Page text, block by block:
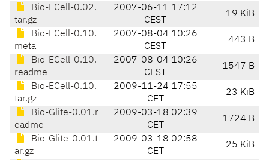
Bio-ECell-0.02.
tar.gz
2007-06-11 17:12
CEST
19 KiB
Bio-ECell-0.10.
meta
2007-08-04 10:26
CEST
443 B
Bio-ECell-0.10.
readme
2007-08-04 10:26
CEST
1547 B
Bio-ECell-0.10.
tar.gz
2009-11-24 17:55
CET
23 KiB
Bio-Glite-0.01.r
eadme
2009-03-18 02:39
CET
1724 B
Bio-Glite-0.01.t
ar.gz
2009-03-18 02:58
CET
25 KiB